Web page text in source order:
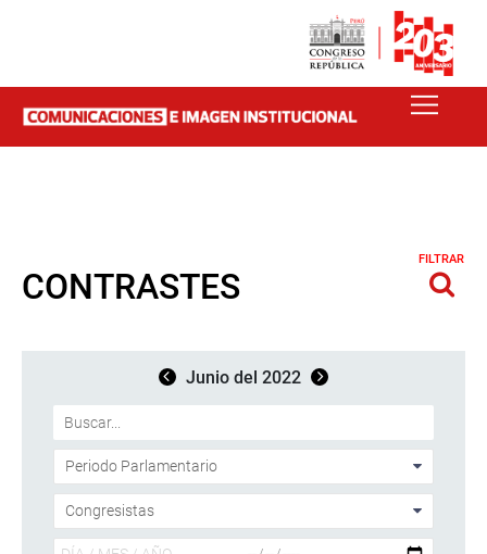
CONTRASTES
FILTRAR
Junio del 2022